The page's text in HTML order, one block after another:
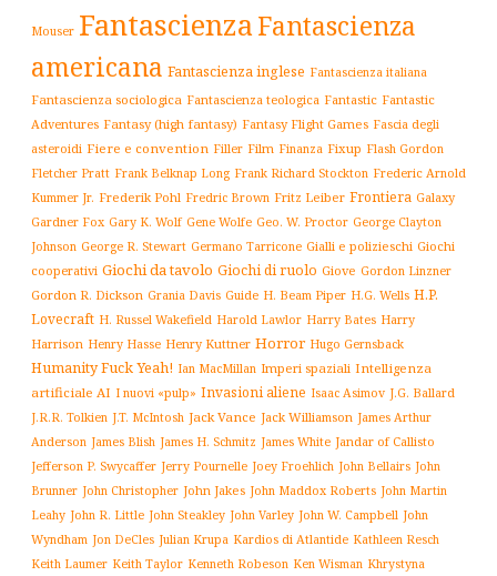
Mouser FantascienzaFantascienza
americana Fantascienza inglese Fantascienza italiana
Fantascienza sociologica Fantascienza teologica Fantastic Fantastic
Adventures Fantasy (high fantasy) Fantasy Flight Games Fascia degli
asteroidi Fiere e convention Filler Film Finanza Fixup Flash Gordon
Fletcher Pratt Frank Belknap Long Frank Richard Stockton Frederic Arnold
Kummer Jr. Frederik Pohl Fredric Brown Fritz Leiber Frontiera Galaxy
Gardner Fox Gary K. Wolf Gene Wolfe Geo. W. Proctor George Clayton
Johnson George R. Stewart Germano Tarricone Gialli e polizieschi Giochi
cooperativi Giochi da tavolo Giochi di ruolo Giove Gordon Linzner
Gordon R. Dickson Grania Davis Guide H. Beam Piper H.G. Wells H.P.
Lovecraft H. Russel Wakefield Harold Lawlor Harry Bates Harry
Harrison Henry Hasse Henry Kuttner Horror Hugo Gernsback
Humanity Fuck Yeah! Ian MacMillan Imperi spaziali Intelligenza
artificiale AI I nuovi «pulp» Invasioni aliene Isaac Asimov J.G. Ballard
J.R.R. Tolkien J.T. McIntosh Jack Vance Jack Williamson James Arthur
Anderson James Blish James H. Schmitz James White Jandar of Callisto
Jefferson P. Swycaffer Jerry Pournelle Joey Froehlich John Bellairs John
Brunner John Christopher John Jakes John Maddox Roberts John Martin
Leahy John R. Little John Steakley John Varley John W. Campbell John
Wyndham Jon DeCles Julian Krupa Kardios di Atlantide Kathleen Resch
Keith Laumer Keith Taylor Kenneth Robeson Ken Wisman Khrystyna